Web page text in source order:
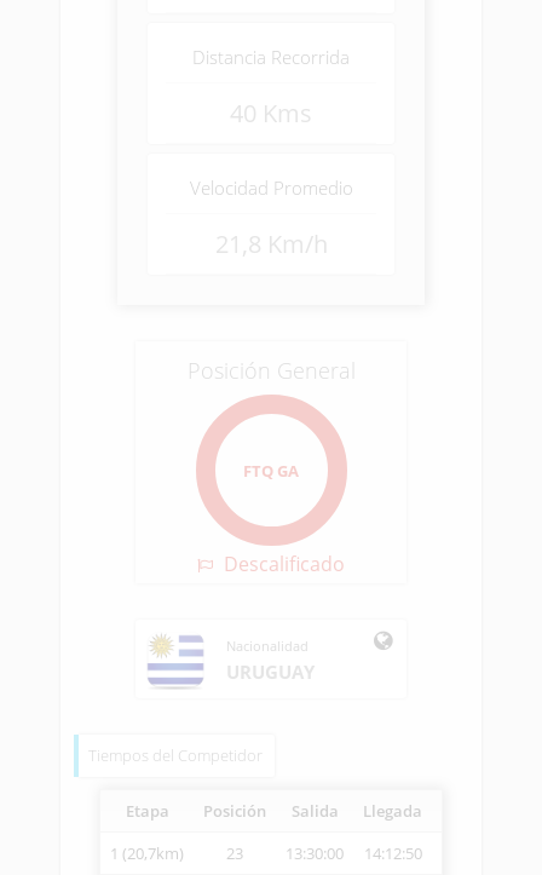
Distancia Recorrida
40 Kms
Velocidad Promedio
21,8 Km/h
Posición General
FTQ GA
Descalificado
Nacionalidad
URUGUAY
Tiempos del Competidor
Etapa Posición Salida Llegada
1 (20,7km)
23 13:30:00 14:12:50